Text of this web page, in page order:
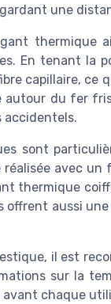
une
thermique
En tenant la
capillaire, ce
autour du fer
accidentels.
sont
réalisée avec
thermique
offrent aussi
il est
sur la
avant chaque